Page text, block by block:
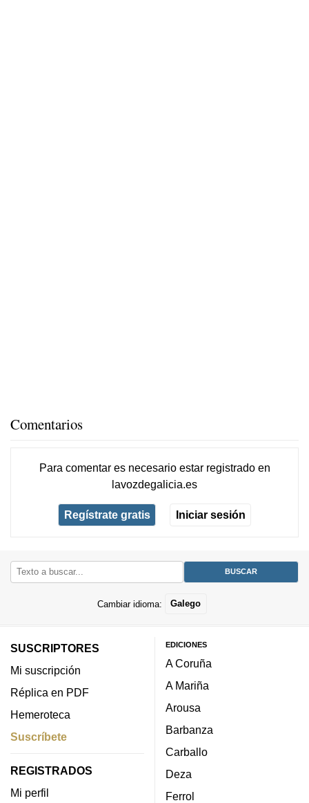
Comentarios
Para comentar es necesario estar registradoen
lavozdegalicia.es
Regístrate gratis Iniciar sesión
Cambiar idioma: Galego
SUSCRIPTORES
Mi suscripción
Réplica en PDF
Hemeroteca
Suscríbete
REGISTRADOS
Mi perfil
EDICIONES
A Coruña
A Mariña
Arousa
Barbanza
Carballo
Deza
Ferrol